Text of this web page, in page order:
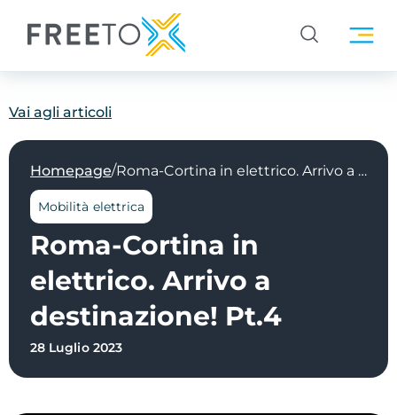
Vai agli articoli
Homepage/ Roma-Cortina in elettrico. Arrivo a destinazione! Pt.4
Mobilità elettrica
Roma-Cortina in
elettrico. Arrivo a
destinazione! Pt.4
28 Luglio 2023